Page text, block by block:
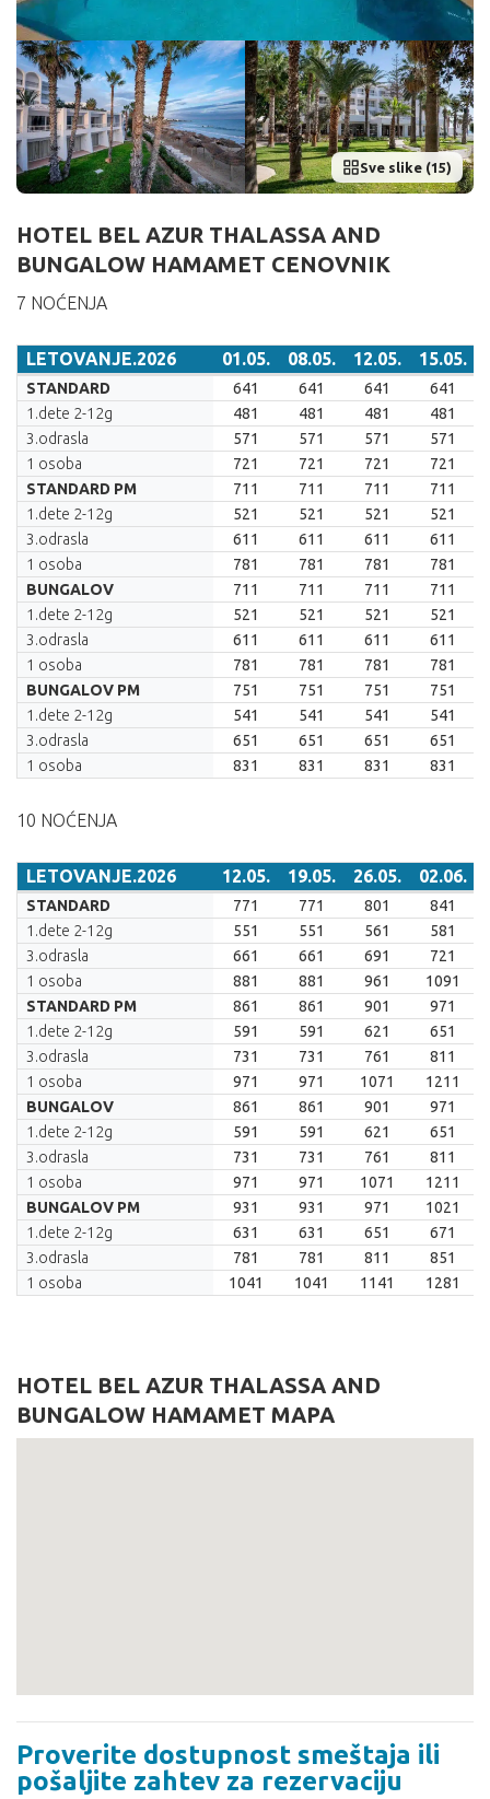
Sve slike (15)
HOTEL BEL AZUR THALASSA AND
BUNGALOW HAMAMET CENOVNIK
7 NOĆENJA
LETOVANJE.2026 01.05. 08.05. 12.05. 15.05.
LETOVANJE.2026
01.05. 08.05. 12.05. 15.05.
STANDARD 641 641 641
641
1.dete 2-12g
481 481 481
481
3.odrasla
571 571 571
571
1 osoba
721 721 721
721
STANDARD PM
711 711 711
711
1.dete 2-12g
521 521 521
521
3.odrasla
611 611 611
611
1 osoba
781 781 781
781
BUNGALOV
711 711 711
711
1.dete 2-12g
521 521 521
521
3.odrasla
611 611 611
611
1 osoba
781 781 781
781
BUNGALOV PM
751 751 751
751
1.dete 2-12g
541 541 541
541
3.odrasla
651 651 651
651
1 osoba
831 831 831 831
10 NOĆENJA
LETOVANJE.2026 12.05. 19.05. 26.05. 02.06.
LETOVANJE.2026
12.05. 19.05. 26.05. 02.06.
STANDARD 771 771 801
841
1.dete 2-12g
551 551 561
581
3.odrasla
661 661 691
721
1 osoba
881 881 961
1091
STANDARD PM
861 861 901
971
1.dete 2-12g
591 591 621
651
3.odrasla
731 731 761
811
1 osoba
971 971 1071
1211
BUNGALOV
861 861 901
971
1.dete 2-12g
591 591 621
651
3.odrasla
731 731 761
811
1 osoba
971 971 1071
1211
BUNGALOV PM
931 931 971
1021
1.dete 2-12g
631 631 651
671
3.odrasla
781 781 811
851
1 osoba
1041 1041 1141 1281
HOTEL BEL AZUR THALASSA AND
BUNGALOW HAMAMET MAPA
Proverite dostupnost smeštaja ili
pošaljite zahtev za rezervaciju